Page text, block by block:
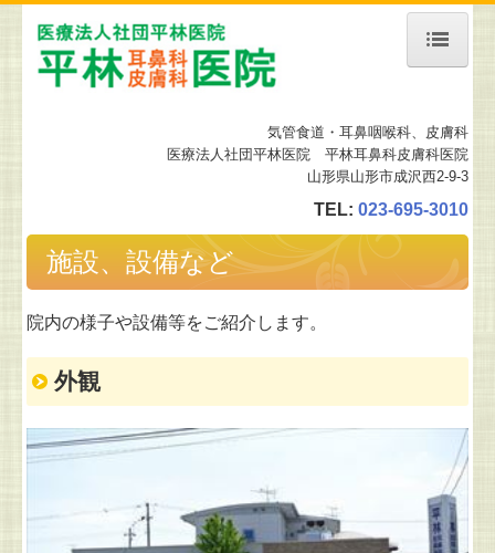
ホーム
予約について
舌下免疫療法
地図、交通案内
施設、設備など
気管食道・耳鼻咽喉科、皮膚科
医療法人社団平林医院 平林耳鼻科皮膚科医院
山形県山形市成沢西2-9-3
TEL: 023-695-3010
施設、設備など
院内の様子や設備等をご紹介します。
外観